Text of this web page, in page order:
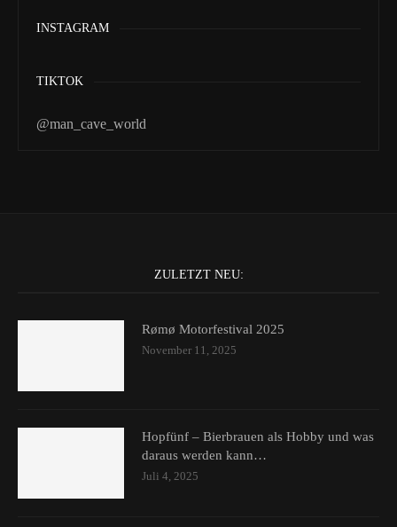
INSTAGRAM
TIKTOK
@man_cave_world
ZULETZT NEU:
Rømø Motorfestival 2025
November 11, 2025
Hopfünf – Bierbrauen als Hobby und was
daraus werden kann…
Juli 4, 2025